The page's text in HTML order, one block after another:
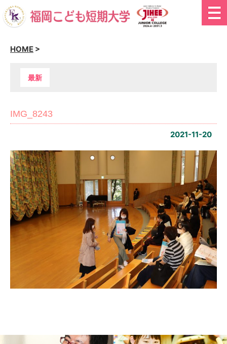
HOME >
最新
IMG_8243
2021-11-20